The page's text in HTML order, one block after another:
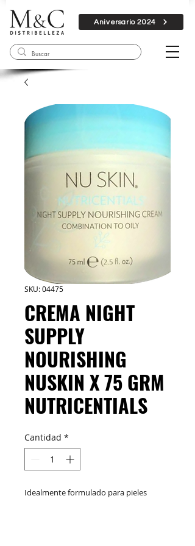
Aniversario 2024
SKU: 04475
CREMA NIGHT
SUPPLY
NOURISHING
NUSKIN X 75 GRM
NUTRICENTIALS
Cantidad *
Idealmente formulado para pieles